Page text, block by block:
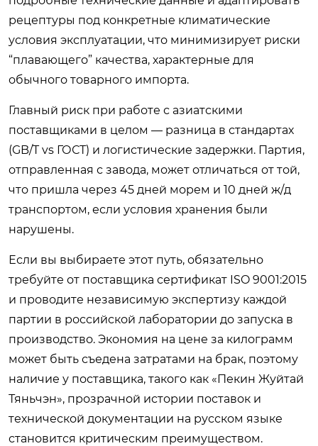
рецептуры под конкретные климатические
условия эксплуатации, что минимизирует риски
“плавающего” качества, характерные для
обычного товарного импорта.
Главный риск при работе с азиатскими
поставщиками в целом — разница в стандартах
(GB/T vs ГОСТ) и логистические задержки. Партия,
отправленная с завода, может отличаться от той,
что пришла через 45 дней морем и 10 дней ж/д
транспортом, если условия хранения были
нарушены.
Если вы выбираете этот путь, обязательно
требуйте от поставщика сертификат ISO 9001:2015
и проводите независимую экспертизу каждой
партии в российской лаборатории до запуска в
производство. Экономия на цене за килограмм
может быть съедена затратами на брак, поэтому
наличие у поставщика, такого как «Пекин Жуйтай
Тяньчэн», прозрачной истории поставок и
технической документации на русском языке
становится критическим преимуществом.